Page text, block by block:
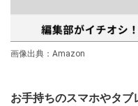
画像出典：Amazon
お手持ちのスマホやタ